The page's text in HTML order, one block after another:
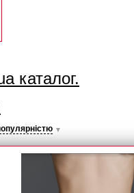
каталог.
▼